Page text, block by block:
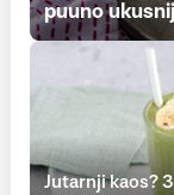
puuno
Jutarnji kaos? 3